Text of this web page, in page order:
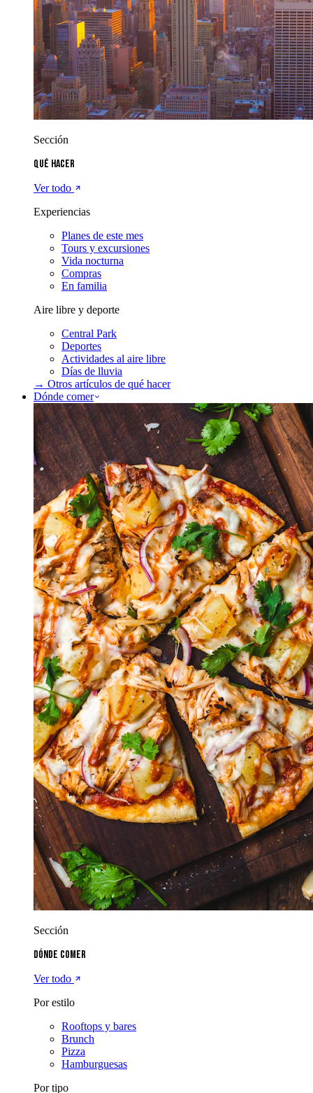
Sección
Qué hacer
Ver todo
Experiencias
Planes de este mes
Tours y excursiones
Vida nocturna
Compras
En familia
Aire libre y deporte
Central Park
Deportes
Actividades al aire libre
Días de lluvia
→ Otros artículos de qué hacer
Dónde comer
Sección
Dónde comer
Ver todo
Por estilo
Rooftops y bares
Brunch
Pizza
Hamburguesas
Por tipo